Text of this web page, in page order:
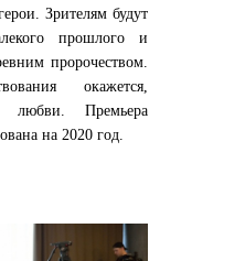
Зрителям будут
прошлого и
пророчеством.
окажется,
любви. Премьера
на 2020 год.